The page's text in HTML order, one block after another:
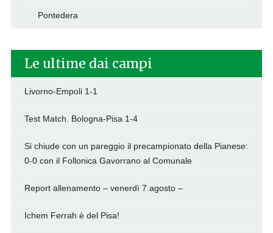
Pontedera
Le ultime dai campi
Livorno-Empoli 1-1
Test Match. Bologna-Pisa 1-4
Si chiude con un pareggio il precampionato della Pianese:
0-0 con il Follonica Gavorrano al Comunale
Report allenamento – venerdì 7 agosto –
Ichem Ferrah è del Pisa!